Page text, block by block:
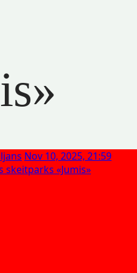
Nov 10, 2025, 21:59
skeitparks «Jumis»